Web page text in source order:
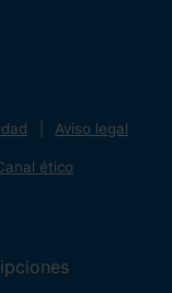
Aviso legal
ético